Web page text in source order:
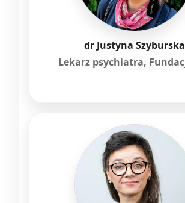
dr Justyna Szyburska
Lekarz psychiatra,